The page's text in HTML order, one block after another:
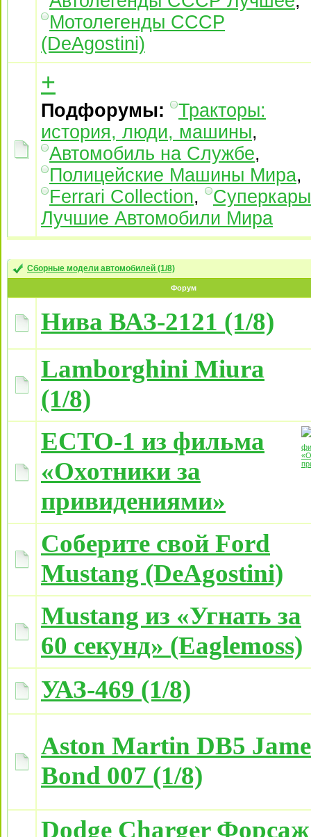
Мотолегенды СССР
(DeAgostini)
+
Подфорумы:
Тракторы:
история, люди, машины,
Автомобиль на Службе,
Полицейские Машины Мира,
Ferrari Collection,
Суперкары
Лучшие Автомобили Mира
Сборные модели автомобилей (1/8)
Форум
Нива ВАЗ-2121 (1/8)
Lamborghini Miura
(1/8)
ECTO-1 из фильма
«Охотники за
привидениями»
Соберите свой Ford
Mustang (DeAgostini)
Mustang из «Угнать за
60 секунд» (Eaglemoss)
УАЗ-469 (1/8)
Aston Martin DB5
Bond 007 (1/8)
Dodge Charger Форсаж